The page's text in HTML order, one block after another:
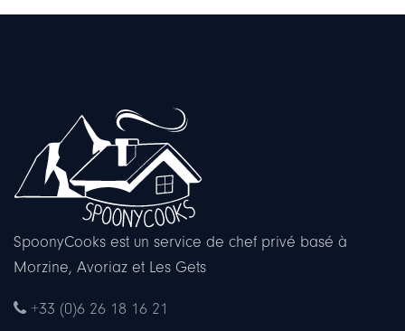
SpoonyCooks est un service de chef privé basé à
Morzine, Avoriaz et Les Gets
+33 (0)6 26 18 16 21